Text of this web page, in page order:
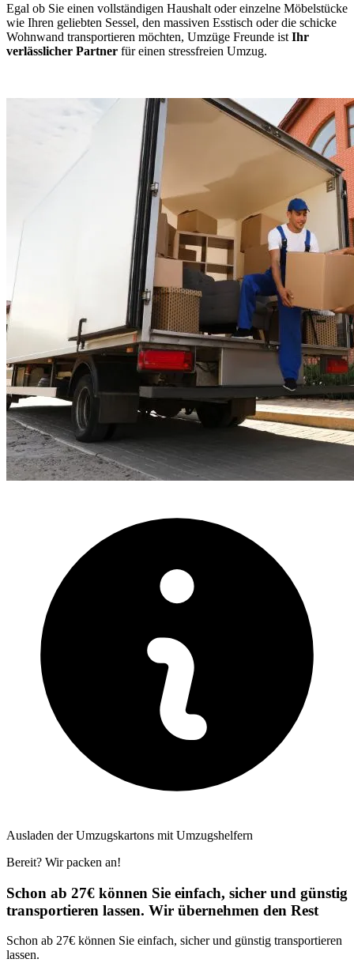
Egal ob Sie einen vollständigen Haushalt oder einzelne Möbelstücke
wie Ihren geliebten Sessel, den massiven Esstisch oder die schicke
Wohnwand transportieren möchten, Umzüge Freunde ist Ihr
verlässlicher Partner für einen stressfreien Umzug.
Ausladen der Umzugskartons mit Umzugshelfern
Bereit? Wir packen an!
Schon ab 27€ können Sie einfach, sicher und günstig
transportieren lassen. Wir übernehmen den Rest
Schon ab 27€ können Sie einfach, sicher und günstig transportieren
lassen.